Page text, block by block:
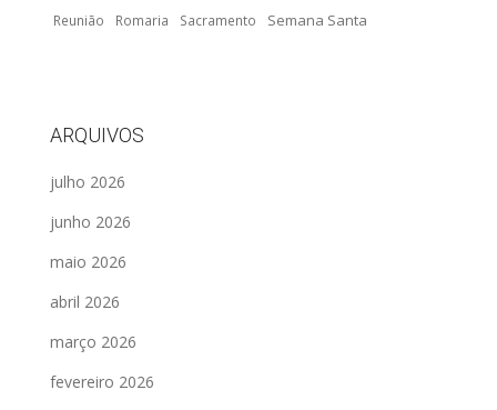
Reunião Romaria Sacramento Semana Santa
ARQUIVOS
julho 2026
junho 2026
maio 2026
abril 2026
março 2026
fevereiro 2026